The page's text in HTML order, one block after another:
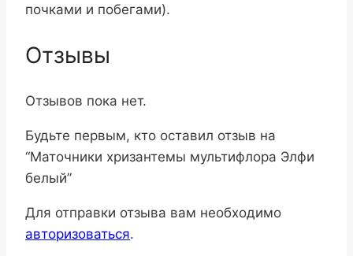
почками и побегами).
Отзывы
Отзывов пока нет.
Будьте первым, кто оставил отзыв на
“Маточники хризантемы мультифлора Элфи
белый”
Для отправки отзыва вам необходимо
авторизоваться.